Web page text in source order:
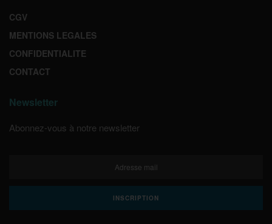
CGV
MENTIONS LEGALES
CONFIDENTIALITE
CONTACT
Newsletter
Abonnez-vous à notre newsletter